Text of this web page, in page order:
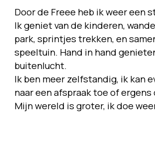
Door de Freee heb ik weer een
Ik geniet van de kinderen,
park, sprintjes trekken, en
speeltuin. Hand in hand
buitenlucht.
Ik ben meer zelfstandig, ik kan
naar een afspraak toe of ergens
Mijn wereld is groter, ik doe